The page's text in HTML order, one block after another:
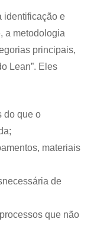
identificação e
a metodologia
principais,
Lean”. Eles
do que o
materiais
de
que não